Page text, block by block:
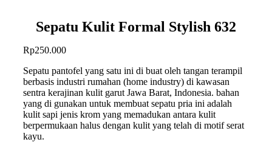
Sepatu Kulit Formal Stylish 632
Rp250.000
Sepatu pantofel yang satu ini di buat oleh tangan terampil
berbasis industri rumahan (home industry) di kawasan
sentra kerajinan kulit garut Jawa Barat, Indonesia. bahan
yang di gunakan untuk membuat sepatu pria ini adalah
kulit sapi jenis krom yang memadukan antara kulit
berpermukaan halus dengan kulit yang telah di motif serat
kayu.